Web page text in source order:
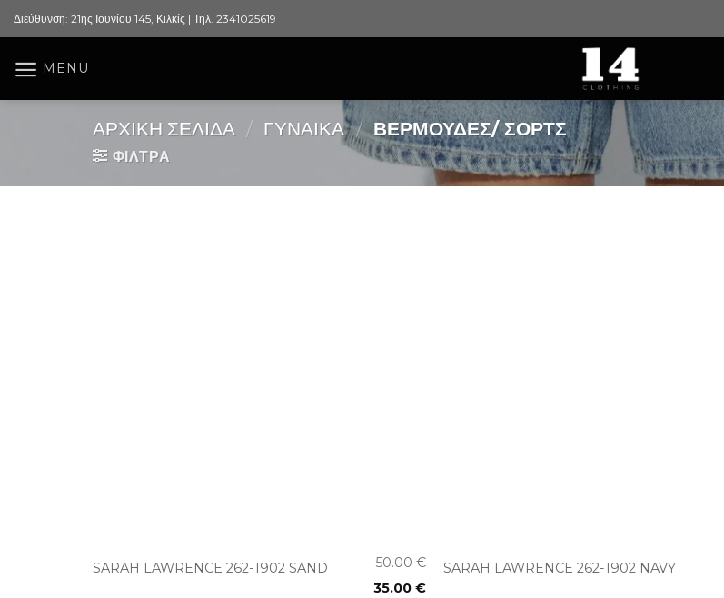
Skip
to
Διεύθυνση: 21ης Ιουνίου 145, Κιλκίς | Τηλ. 2341025619
MENU
ΑΡΧΙΚΉ ΣΕΛΊΔΑ / ΓΥΝΑΙΚΑ / ΒΕΡΜΟΥΔΕΣ/ ΣΟΡΤΣ
ΦΙΛΤΡΑ
SARAH LAWRENCE 262-1902 SAND 50.00€
35.00 €
SARAH LAWRENCE 262-1902 NAVY